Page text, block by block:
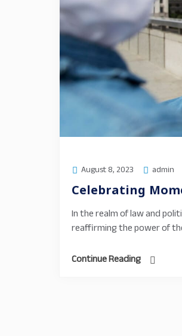
August 8, 2023 admin
Celebrating
In the realm of law and
reaffirming the power of
Continue Reading